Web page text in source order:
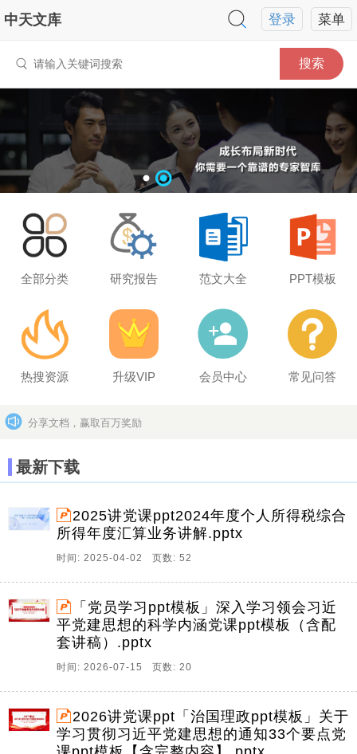
菜单
登录
中天文库
搜索
全部分类 研究报告 范文大全 PPT模板
热搜资源 升级VIP 会员中心 常见问答
分享文档，赢取百万奖励
最新下载
2025讲党课ppt2024年度个人所得税综合
所得年度汇算业务讲解.pptx
时间: 2025-04-02 页数: 52
「党员学习ppt模板」深入学习领会习近
平党建思想的科学内涵党课ppt模板（含配
套讲稿）.pptx
时间: 2026-07-15 页数: 20
2026讲党课ppt「治国理政ppt模板」关于
学习贯彻习近平党建思想的通知33个要点党